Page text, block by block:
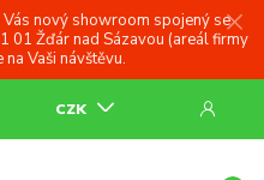
nový showroom spojený se
01 Žďár nad Sázavou (areál firmy
Vaši návštěvu.
CZK